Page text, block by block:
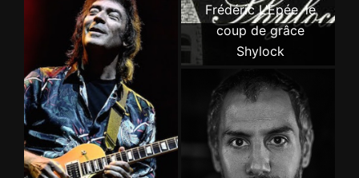
Frédéric L’Épée, le
coup de grâce
Shylock